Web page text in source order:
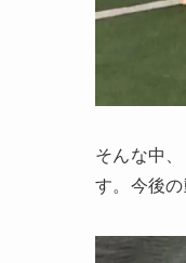
そんな中
す。今後の